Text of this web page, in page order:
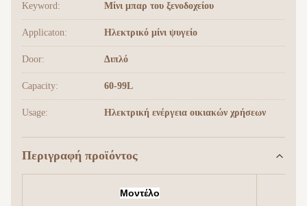
Keyword: Μίνι μπαρ του ξενοδοχείου
Applicaton: Ηλεκτρικό μίνι ψυγείο
Door: Διπλό
Capacity: 60-99L
Usage: Ηλεκτρική ενέργεια οικιακών χρήσεων
Περιγραφή προϊόντος
Μοντέλο